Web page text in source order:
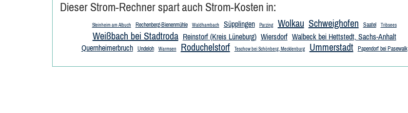
Dieser Strom-Rechner spart auch Strom-Kosten in:
Steinheim am Albuch Rechenberg-Bienenmühle Waldhambach Süpplingen Parzing Wolkau Schweighofen Saatel Tribsees
Weißbach bei Stadtroda Reinstorf (Kreis Lüneburg) Wiersdorf Walbeck bei Hettstedt, Sachs-Anhalt
Quernheimerbruch
Undeloh Warmsen Roduchelstorf Teschow bei Schönberg, Mecklenburg Ummerstadt Papendorf bei Pasewalk